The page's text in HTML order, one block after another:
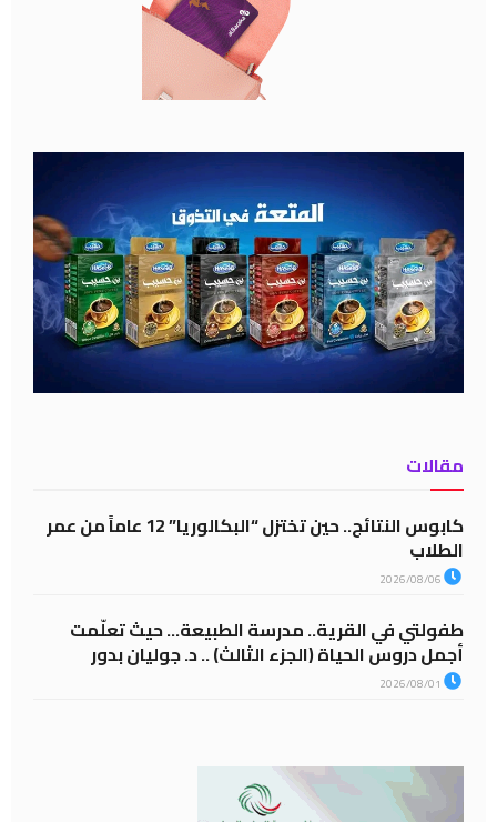
مقالات
كابوس النتائج.. حين تختزل “البكالوريا” 12 عاماً من عمر
الطلاب
طفولتي في القرية.. مدرسة الطبيعة… حيث تعلّمت
أجمل دروس الحياة (الجزء الثالث) .. د. جوليان بدور